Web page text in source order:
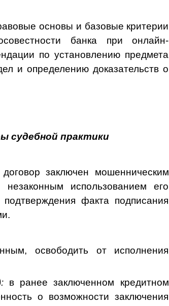
основы и базовые критерии
банка при онлайн-
по установлению предмета
и определению доказательств о
судебной практики
договор заключен мошенническим
использованием его
факта подписания
освободить от исполнения
вранее заключенном кредитном
о возможности заключения